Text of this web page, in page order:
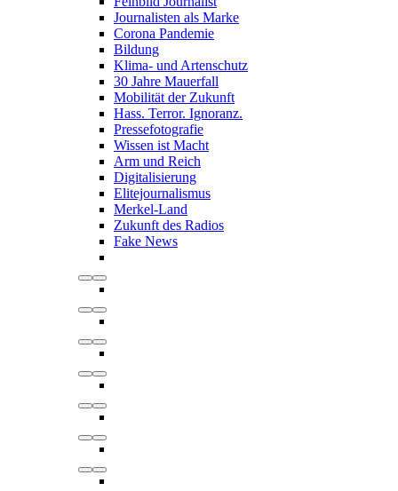
Journalisten als Marke
Corona Pandemie
Bildung
Klima- und Artenschutz
30 Jahre Mauerfall
Mobilität der Zukunft
Hass. Terror. Ignoranz.
Pressefotografie
Wissen ist Macht
Arm und Reich
Digitalisierung
Elitejournalismus
Merkel-Land
Zukunft des Radios
Fake News